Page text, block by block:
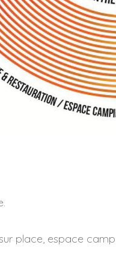
place, espace